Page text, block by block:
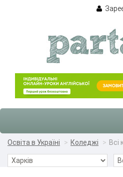
Освіта в Україні
Коледжі Всі